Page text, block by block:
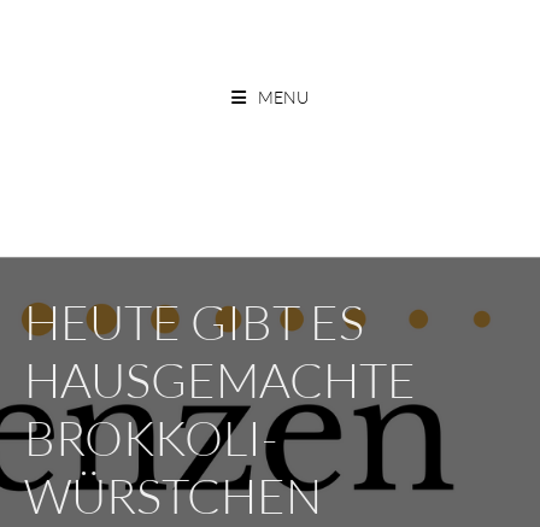
ESSEN OHNE GRENZEN
MENU
HEUTE GIBT ES
HAUSGEMACHTE
BROKKOLI-
WÜRSTCHEN